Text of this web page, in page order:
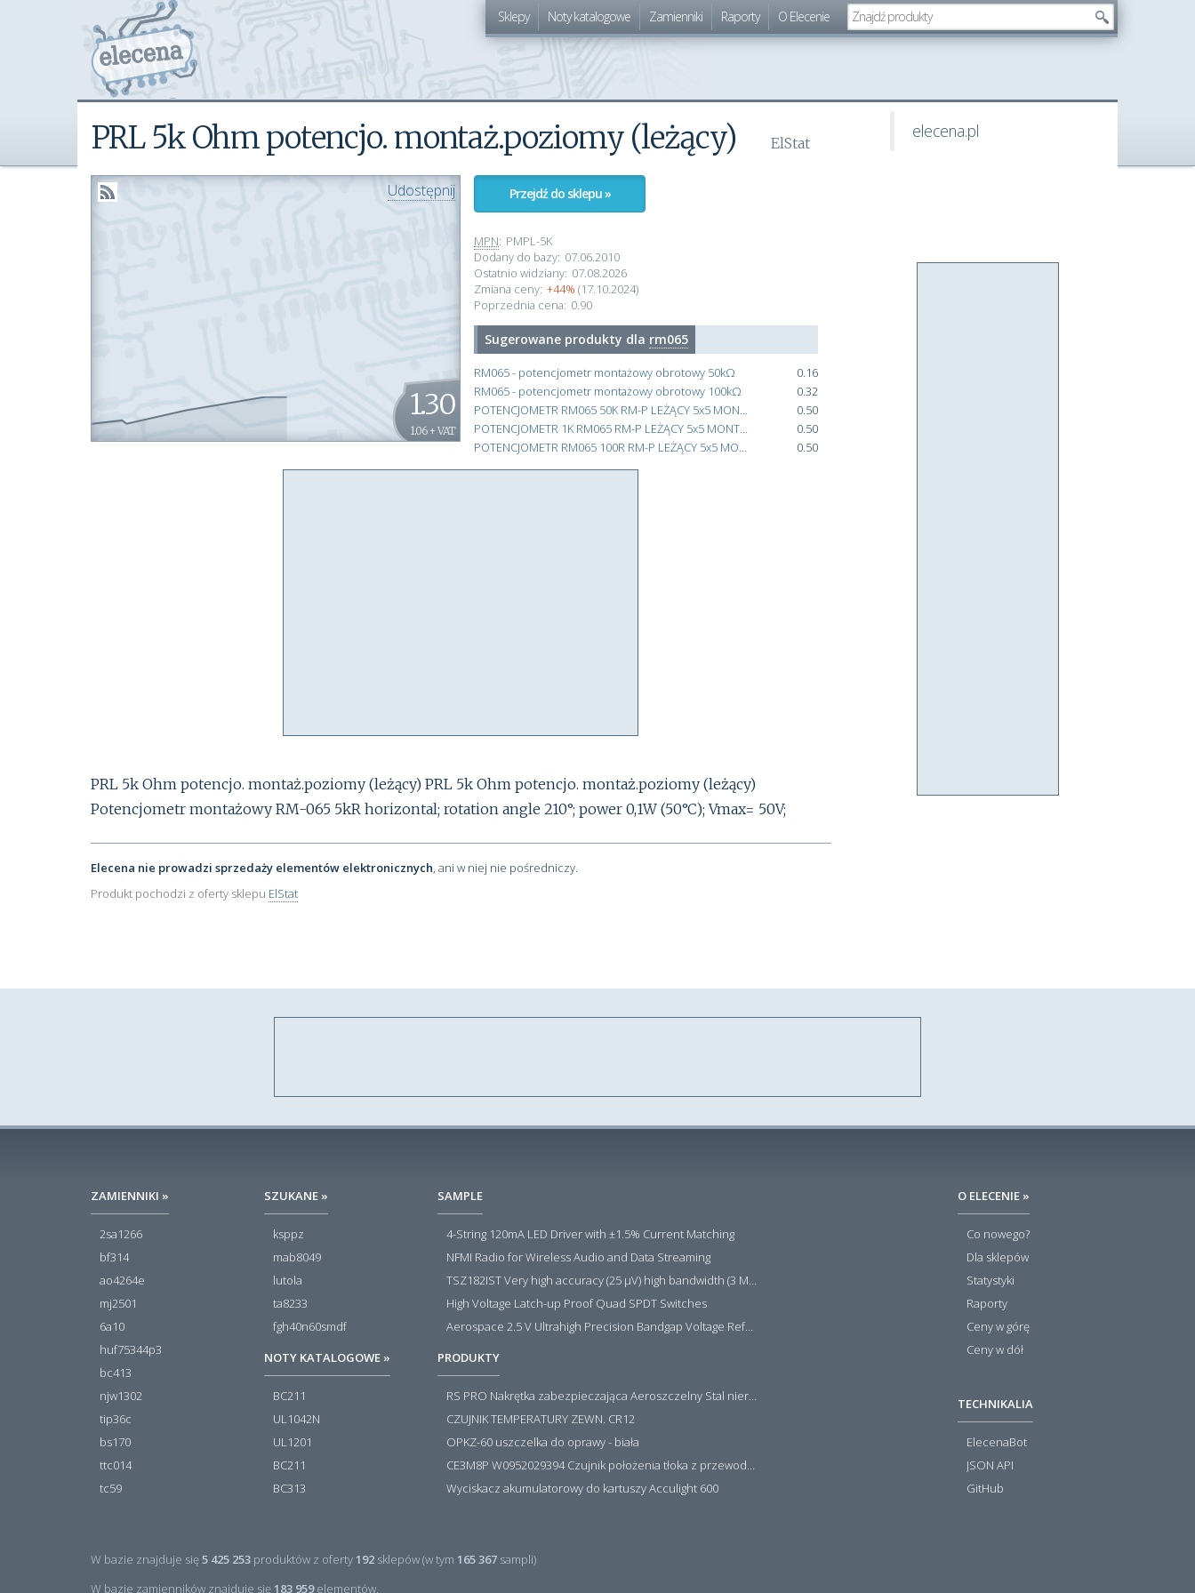
Sklepy Noty katalogowe Zamienniki Raporty O Elecenie
PRL 5k Ohm potencjo. montaż.poziomy (leżący) ElStat
1.30
1.06 + VAT
Udostępnij Przejdź do sklepu »
MPN: PMPL-5K
Dodany do bazy: 07.06.2010
Ostatnio widziany: 07.08.2026
Zmiana ceny: +44% (17.10.2024)
Poprzednia cena: 0.90
Sugerowane produkty dla rm065
RM065 - potencjometr montażowy obrotowy 50kΩ
0.16
RM065 - potencjometr montażowy obrotowy 100kΩ
0.32
0.50
0.50
0.50
PRL 5k Ohm potencjo. montaż.poziomy (leżący) PRL 5k Ohm potencjo. montaż.poziomy (leżący)
Potencjometr montażowy RM-065 5kR horizontal; rotation angle 210°; power 0,1W (50°C); Vmax= 50V;
Elecena nie prowadzi sprzedaży elementów elektronicznych, ani w niej nie pośredniczy.
Produkt pochodzi z oferty sklepu ElStat
elecena.pl
ZAMIENNIKI »
2sa1266
bf314
ao4264e
mj2501
6a10
huf75344p3
bc413
njw1302
tip36c
bs170
ttc014
tc59
SZUKANE »
ksppz
mab8049
lutola
ta8233
fgh40n60smdf
NOTY KATALOGOWE »
BC211
UL1042N
UL1201
BC211
BC313
SAMPLE
4-String 120mA LED Driver with ±1.5% Current Matching
NFMI Radio for Wireless Audio and Data Streaming
TSZ182IST Very high accuracy (25 µV) high bandwidth (3 MHz) zero drift 5 V operational amplifiers
High Voltage Latch-up Proof Quad SPDT Switches
Aerospace 2.5 V Ultrahigh Precision Bandgap Voltage Reference
PRODUKTY
RS PRO Nakrętka zabezpieczająca Aeroszczelny Stal nierdzewna 316 Zwykłe
CZUJNIK TEMPERATURY ZEWN. CR12
OPKZ-60 uszczelka do oprawy - biała
CE3M8P W0952029394 Czujnik położenia tłoka z przewodem i złączem M8, PNP NO, 10...30VDC, 100mA, METALWORK, METAL WORK jak MZT1-0
Wyciskacz akumulatorowy do kartuszy Acculight 600
O ELECENIE »
Co nowego?
Dla sklepów
Statystyki
Raporty
Ceny w górę
Ceny w dół
TECHNIKALIA
ElecenaBot
JSON API
GitHub
W bazie znajduje się5 425 253 produktów z oferty 192 sklepów (w tym 165 367 sampli)
W bazie zamienników znajduje się 183 959elementów.